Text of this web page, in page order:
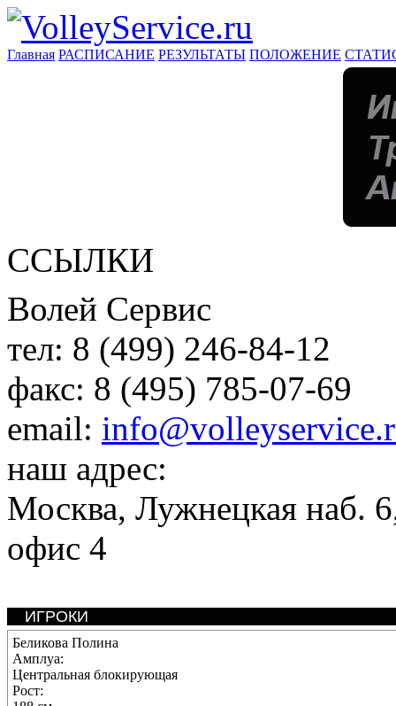
Главная РАСПИСАНИЕ РЕЗУЛЬТАТЫ ПОЛОЖЕНИЕ
ССЫЛКИ
Волей Сервис
тел: 8 (499) 246-84-12
факс: 8 (495) 785-07-69
email:
наш адрес:
Москва, Лужнецкая наб.
офис 4
ИГРОКИ
Беликова Полина
Амплуа:
Центральная блокирующая
Рост: